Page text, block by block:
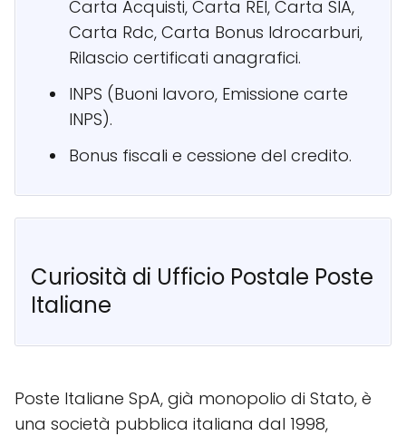
Carta Acquisti, Carta REI, Carta SIA,
Carta Rdc, Carta Bonus Idrocarburi,
Rilascio certificati anagrafici.
INPS (Buoni lavoro, Emissione carte
INPS).
Bonus fiscali e cessione del credito.
Curiosità di Ufficio Postale Poste
Italiane
Poste Italiane SpA, già monopolio di Stato, è
una società pubblica italiana dal 1998,